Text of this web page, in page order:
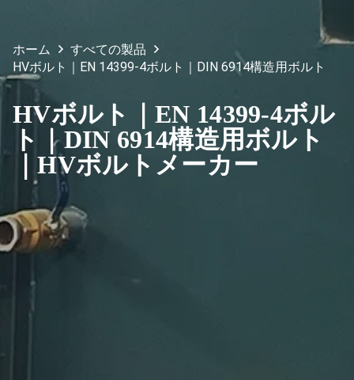
ホーム
すべての製品
HVボルト｜EN 14399-4ボルト｜DIN 6914構造用ボルト
HVボルト｜EN 14399-4ボル
ト｜DIN 6914構造用ボルト
｜HVボルトメーカー